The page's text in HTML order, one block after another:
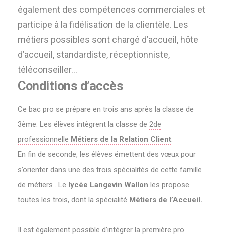
également des compétences commerciales et
participe à la fidélisation de la clientèle. Les
métiers possibles sont chargé d’accueil, hôte
d’accueil, standardiste, réceptionniste,
téléconseiller…
Conditions d’accès
Ce bac pro se prépare en trois ans après la classe de
3ème. Les élèves intègrent la classe de 2de
professionnelle Métiers de la Relation Client.
En fin de seconde, les élèves émettent des vœux pour
s’orienter dans une des trois spécialités de cette famille
de métiers . Le lycée Langevin Wallon les propose
toutes les trois, dont la spécialité Métiers de l’Accueil.
Il est également possible d’intégrer la première pro